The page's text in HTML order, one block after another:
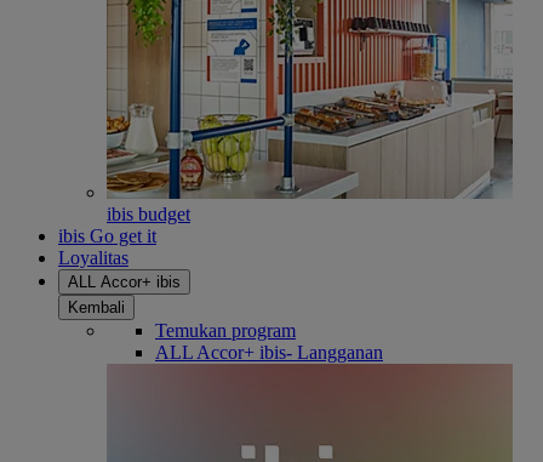
ibis budget
ibis Go get it
Loyalitas
ALL Accor+ ibis
Kembali
Temukan program
ALL Accor+ ibis- Langganan